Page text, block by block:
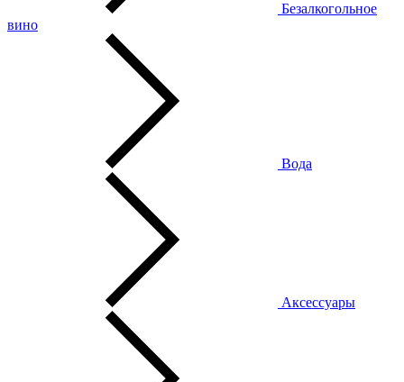
Безалкогольное
вино
Вода
Аксессуары